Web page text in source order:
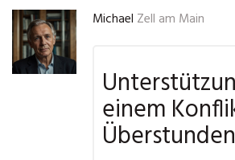
Michael Zell am Main
einem
Überstunden